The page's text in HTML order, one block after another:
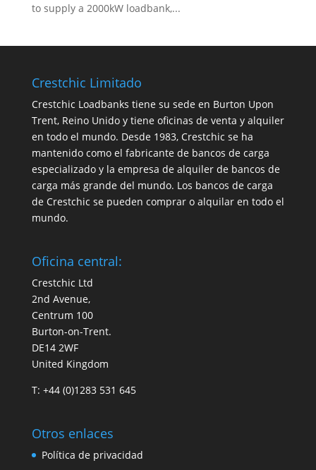
to supply a 2000kW loadbank,...
Crestchic Limitado
Crestchic Loadbanks tiene su sede en Burton Upon
Trent, Reino Unido y tiene oficinas de venta y alquiler
en todo el mundo. Desde 1983, Crestchic se ha
mantenido como el fabricante de bancos de carga
especializado y la empresa de alquiler de bancos de
carga más grande del mundo. Los bancos de carga
de Crestchic se pueden comprar o alquilar en todo el
mundo.
Oficina central:
Crestchic Ltd
2nd Avenue,
Centrum 100
Burton-on-Trent.
DE14 2WF
United Kingdom
T: +44 (0)1283 531 645
Otros enlaces
Política de privacidad